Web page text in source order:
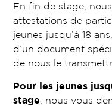
En fin de stage,
attestations de
jeunes jusqu’à 18
d’un document
de nous le
Pour les jeunes
stage , nous vous